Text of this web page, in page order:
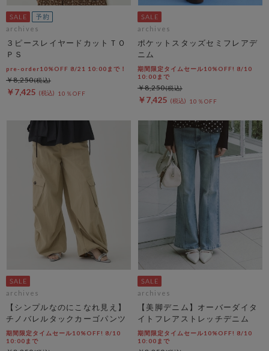
archives
３ピースレイヤードカットＴＯ
ＰＳ
pre-order10%OFF 8/21 10:00まで！
￥7,425 10％OFF
￥8,250
archives
ポケットスタッズセミフレアデ
ニム
期間限定タイムセール10%OFF! 8/10
10:00まで
￥7,425 10％OFF
￥8,250
archives
【シンプルなのにこなれ見え】
チノバレルタックカーゴパンツ
期間限定タイムセール10%OFF! 8/10
10:00まで
archives
【美脚デニム】オーバーダイタ
イトフレアストレッチデニム
期間限定タイムセール10%OFF! 8/10
10:00まで